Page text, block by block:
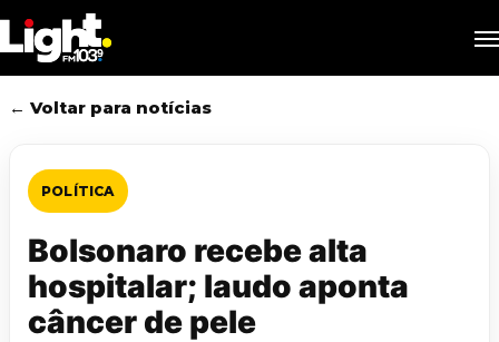
to
main
content
← Voltar para notícias
POLÍTICA
Bolsonaro recebe alta
hospitalar; laudo aponta
câncer de pele